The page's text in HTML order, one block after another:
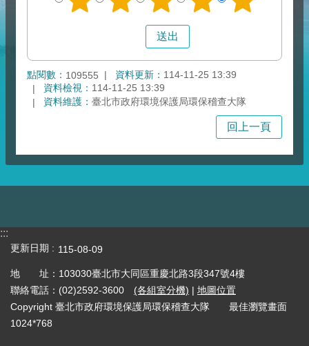
點閱數： 109555 資料更新： 114-11-25 13:39
資料檢視： 114-11-25 13:39
資料維護： 臺北市政府環境保護局環保稽查大隊
回上一頁
:::
更新日期 115-08-09
地 址：103030臺北市大同區重慶北路3段347號4樓
聯絡電話：(02)2592-3600 (各組室分機) | 地圖位置
Copyright 臺北市政府環境保護局環保稽查大隊 最佳瀏覽畫面
1024*768